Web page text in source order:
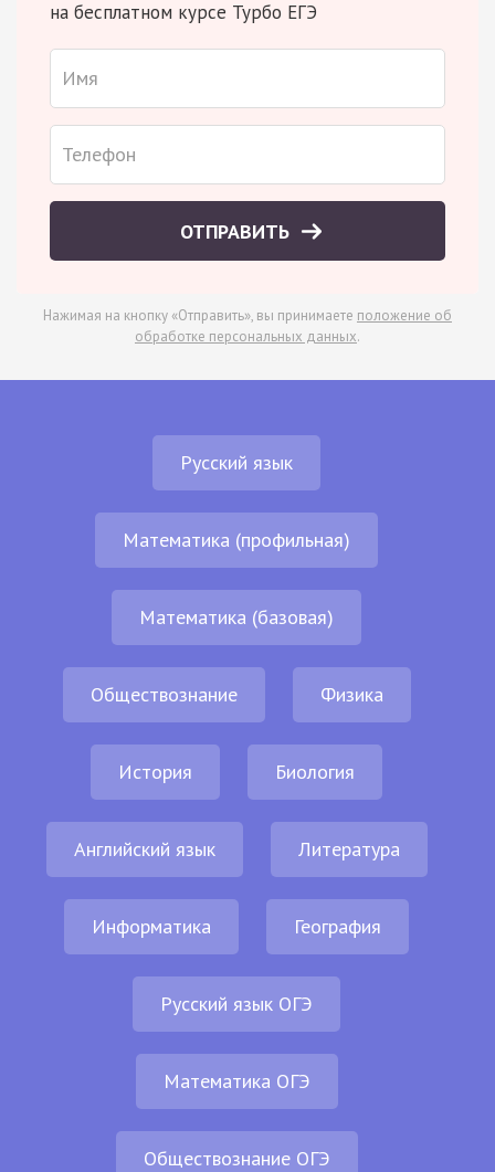
на бесплатном курсе Турбо ЕГЭ
ОТПРАВИТЬ
Нажимая на кнопку «Отправить», вы принимаете положение об
обработке персональных данных.
Русский язык
Математика (профильная)
Математика (базовая)
Обществознание Физика
История Биология
Английский язык Литература
Информатика География
Русский язык ОГЭ
Математика ОГЭ
Обществознание ОГЭ